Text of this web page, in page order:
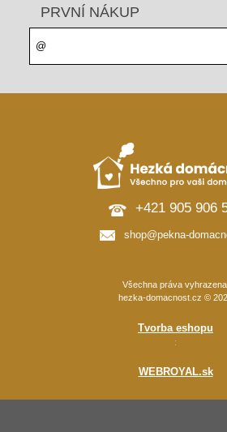
PRVNÍ NÁKUP
+421 905 906
shop@pekna-
Všechna práva vyhrazena.
hezka-domacnost.cz ©
Tvorba eshopu
:
WEBROYAL.sk